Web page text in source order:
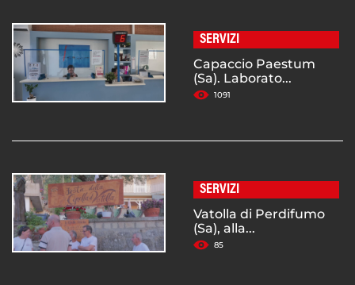
SERVIZI
Capaccio Paestum
(Sa). Laborato...
1091
SERVIZI
Vatolla di Perdifumo
(Sa), alla...
85